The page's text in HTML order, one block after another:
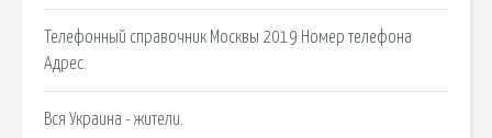
Телефонный справочник Москвы 2019 Номер телефона
Адрес.
Вся Украина - жители.